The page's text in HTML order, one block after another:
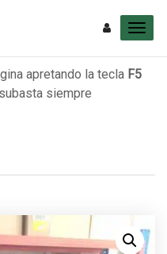
apretando la tecla F5
siempre